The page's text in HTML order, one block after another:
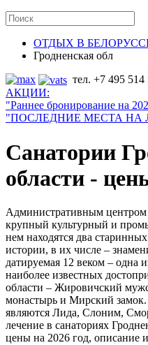
ОТДЫХ В
Гродненская обл
тел. +7 495 514
АКЦИИ:
"Раннее бронирование на 202
"ПОСЛЕДНИЕ МЕСТА НА
Санатории
области -
Административным центром
крупный культурный и
нем находятся два
истории, в их числе –
датируемая 12 веком – одна
наиболее известных
области – Жировичский
монастырь и Мирский
являются Лида, Слоним,
лечение в санаториях
цены на 2026 год, описание